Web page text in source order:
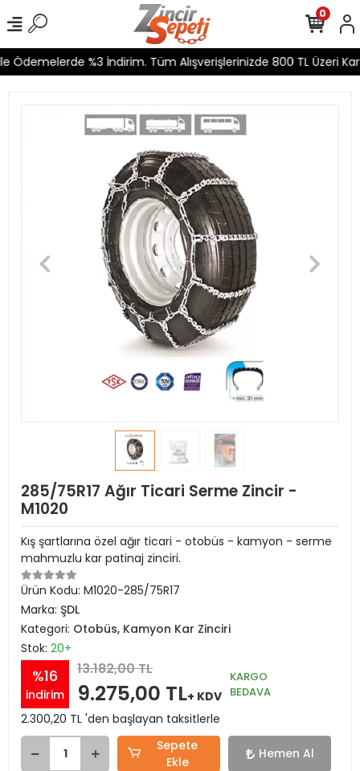
Ödemelerde %3 İndirim. Tüm Alışverişlerinizde 800 TL Üzeri
0
285/75R17 Ağır Ticari Serme Zincir -
M1020
Kış şartlarına özel ağır ticari - otobüs - kamyon - serme
mahmuzlu kar patinaj zinciri.
Ürün Kodu: M1020-285/75R17
Marka: ŞDL
Kategori: Otobüs, Kamyon Kar Zinciri
Stok: 20+
%16
indirim
13.182,00 TL
9.275,00 TL+ KDV
KARGO
BEDAVA
2.300,20 TL 'den başlayan taksitlerle
Sepete
Ekle
Hemen Al